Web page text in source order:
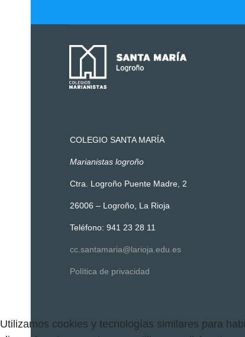
COLEGIO SANTA MARÍA
Marianistas logroño
Ctra. Logroño Puente Madre, 2
26006 – Logroño, La Rioja
Teléfono: 941 23 28 11
cc.santamaria@larioja.edu.es
Política de privacidad
Utilizamos cookies y tecnologías similares para